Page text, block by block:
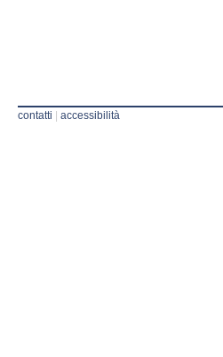
contatti accessibilità